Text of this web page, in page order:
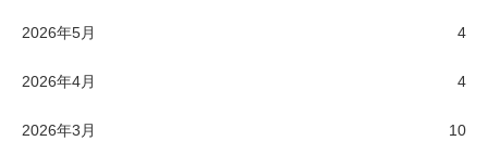
2026年5月 4
2026年4月 4
2026年3月 10